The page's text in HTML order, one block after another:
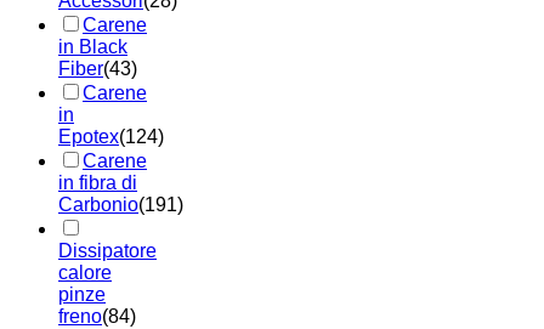
Carene
in Black
Fiber(43)
Carene
in
Epotex(124)
Carene
in fibra di
Carbonio(191)
Dissipatore
calore
pinze
freno(84)